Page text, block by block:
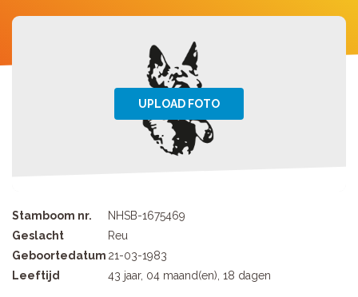
Stamboom nr.
NHSB-1675469
Geslacht
Reu
Geboortedatum 21-03-1983
Leeftijd
43 jaar, 04 maand(en), 18 dagen